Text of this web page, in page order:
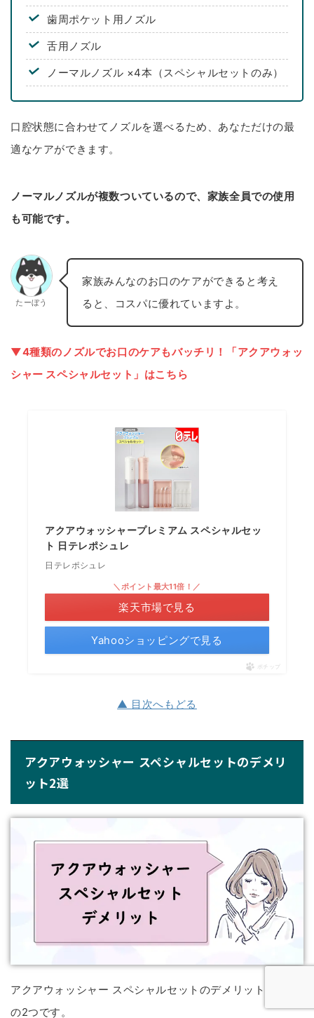
歯周ポケット用ノズル
舌用ノズル
ノーマルノズル ×4本（スペシャルセットのみ）
口腔状態に合わせてノズルを選べるため、あなただけの最
適なケアができます。
ノーマルノズルが複数ついているので、家族全員での使用
も可能です。
たーぼう
家族みんなのお口のケアができると考え
ると、コスパに優れていますよ。
▼4種類のノズルでお口のケアもバッチリ！「アクアウォッ
シャー スペシャルセット」はこちら
アクアウォッシャープレミアム スペシャルセッ
ト 日テレポシュレ
日テレポシュレ
＼ポイント最大11倍！／
楽天市場で見る
Yahooショッピングで見る
ポチップ
▲ 目次へもどる
アクアウォッシャー スペシャルセットのデメリ
ット2選
アクアウォッシャー スペシャルセットのデメリットは以下
の2つです。